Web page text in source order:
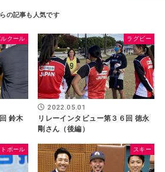
クール
鈴木
ラグビー
2022.05.01
リレーインタビュー第３６回 徳永
剛さん（後編）
ボール スキー